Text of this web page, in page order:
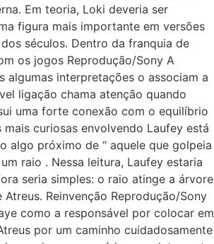
Em teoria, Loki deveria ser
figura mais importante em versões
séculos. Dentro da franquia de
os jogos Reprodução/Sony A
algumas interpretações o associam a
ligação chama atenção quando
uma forte conexão com o equilíbrio
curiosas envolvendo Laufey está
algo próximo de “ aquele que golpeia
raio . Nessa leitura, Laufey estaria
seria simples: o raio atinge a árvore
Reinvenção Reprodução/Sony
como a responsável por colocar em
por um caminho cuidadosamente